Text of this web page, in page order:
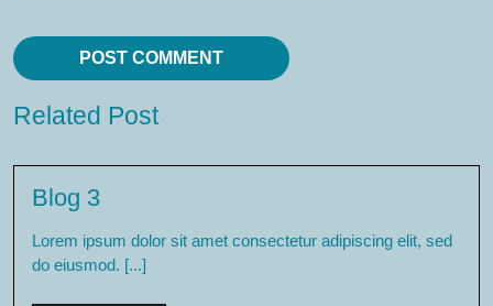
Related Post
Blog 3
Lorem ipsum dolor sit amet consectetur adipiscing elit, sed
do eiusmod. [...]